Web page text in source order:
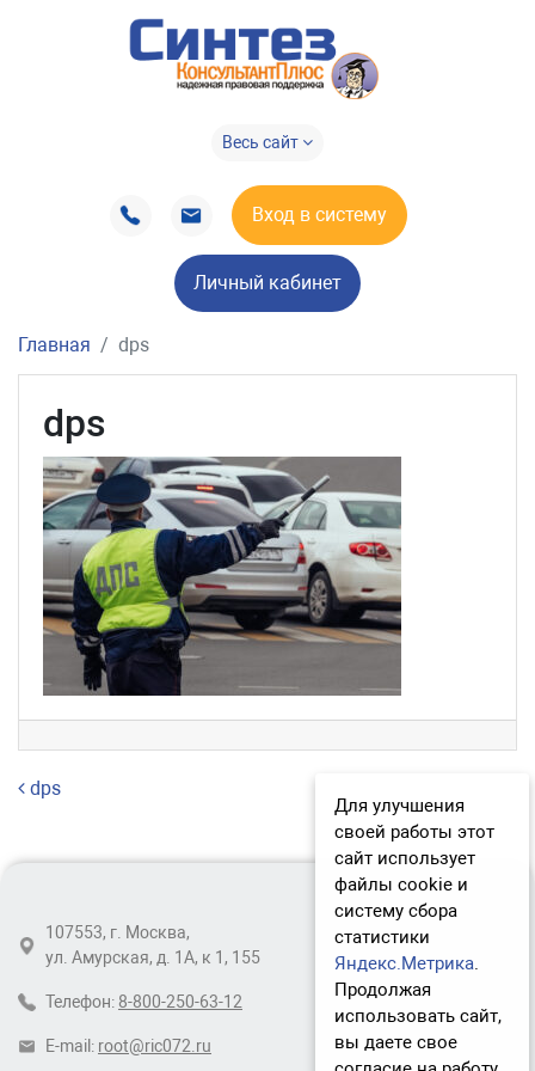
Весь сайт
Вход в систему
Личный кабинет
Главная dps
dps
Навигация по записям
dps
107553, г. Москва,
ул. Амурская, д. 1А, к 1, 155
Телефон: 8-800-250-63-12
E-mail: root@ric072.ru
Для улучшения
своей работы этот
сайт использует
файлы cookie и
систему сбора
статистики
Яндекс.Метрика.
Продолжая
использовать сайт,
вы даете свое